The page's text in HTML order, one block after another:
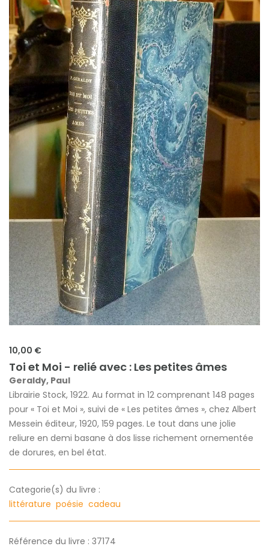
10,00 €
Toi et Moi - relié avec : Les petites âmes
Geraldy, Paul
Librairie Stock, 1922. Au format in 12 comprenant 148 pages
pour « Toi et Moi », suivi de « Les petites âmes », chez Albert
Messein éditeur, 1920, 159 pages. Le tout dans une jolie
reliure en demi basane à dos lisse richement ornementée
de dorures, en bel état.
Categorie(s) du livre :
littérature poésie cadeau
Référence du livre : 37174